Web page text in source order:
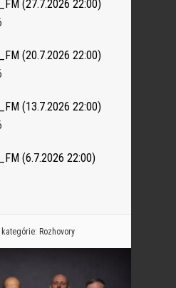
(27.7.2026 22:00)
(20.7.2026 22:00)
(13.7.2026 22:00)
(6.7.2026 22:00)
Rozhovory